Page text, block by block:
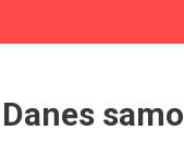
Danes samo